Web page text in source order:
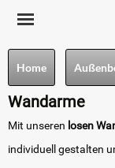
Home
Wandarme
Mit unseren losen
individuell gestalten